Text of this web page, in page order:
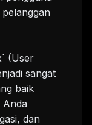
(User
sangat
baik
Anda
dan